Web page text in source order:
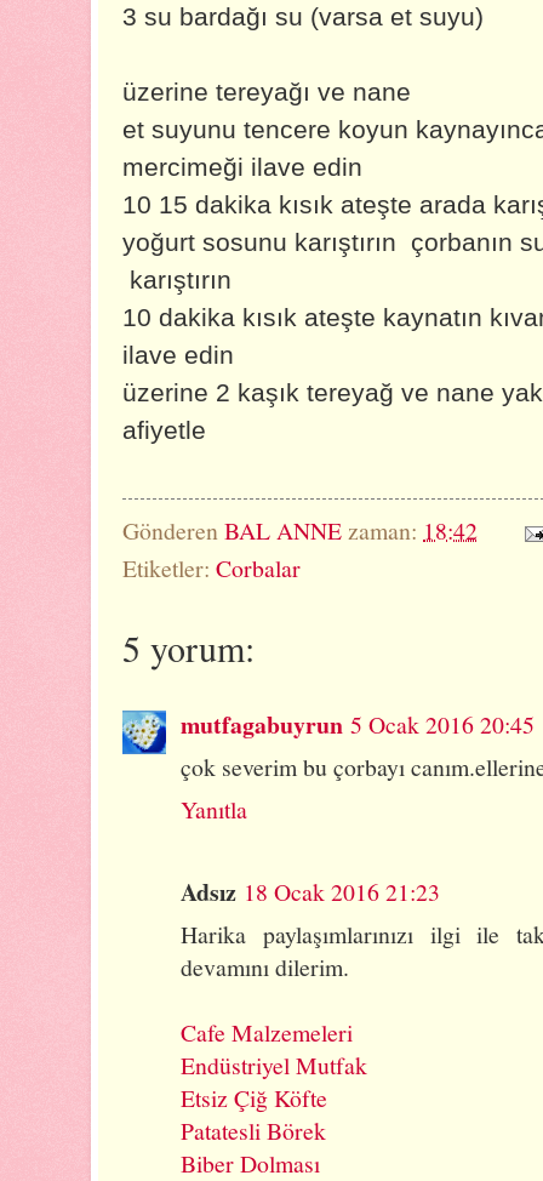
3 su bardağı su (varsa et suyu)
üzerine tereyağı ve nane
et suyunu tencere koyun
mercimeği ilave edin
10 15 dakika kısık ateşte arada
yoğurt sosunu karıştırın çorbanın
karıştırın
10 dakika kısık ateşte kaynatın
ilave edin
üzerine 2 kaşık tereyağ ve nane
afiyetle
GönderenBAL ANNEzaman: 18:42
Etiketler: Corbalar
5 yorum:
mutfagabuyrun 5 Ocak 2016 20:45
çok severim bu çorbayı
Yanıtla
Adsız 18 Ocak 2016 21:23
Harika paylaşımlarınızı ilgi ile
devamını dilerim.
Cafe Malzemeleri
Endüstriyel Mutfak
Etsiz Çiğ Köfte
Patatesli Börek
Biber Dolması